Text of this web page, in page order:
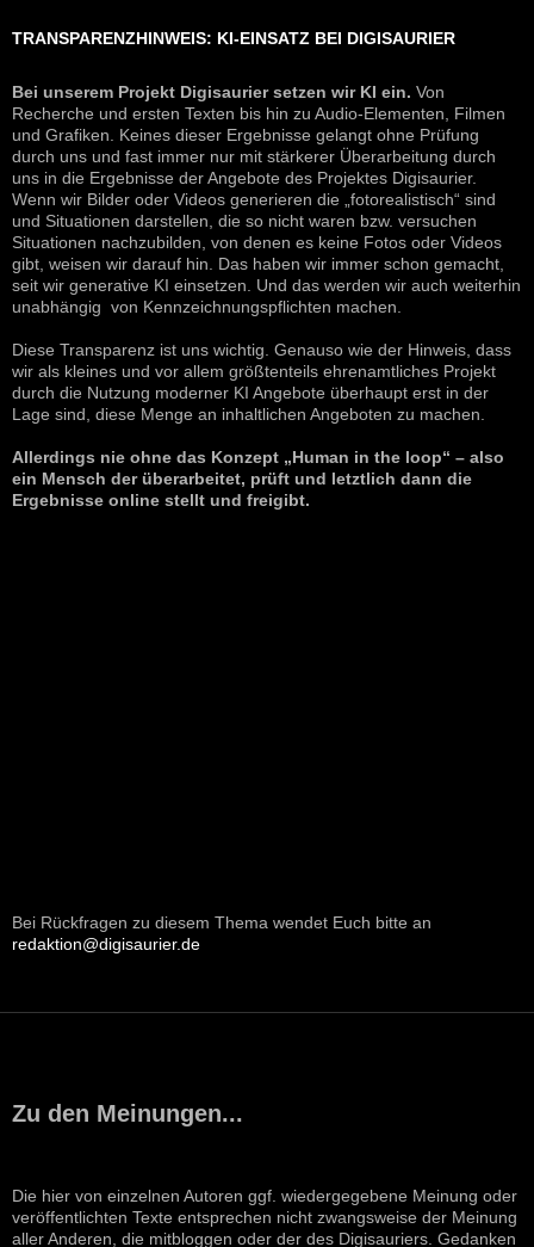
TRANSPARENZHINWEIS: KI-EINSATZ BEI DIGISAURIER
Bei unserem Projekt Digisaurier setzen wir KI ein. Von
Recherche und ersten Texten bis hin zu Audio-Elementen, Filmen
und Grafiken. Keines dieser Ergebnisse gelangt ohne Prüfung
durch uns und fast immer nur mit stärkerer Überarbeitung durch
uns in die Ergebnisse der Angebote des Projektes Digisaurier.
Wenn wir Bilder oder Videos generieren die „fotorealistisch“ sind
und Situationen darstellen, die so nicht waren bzw. versuchen
Situationen nachzubilden, von denen es keine Fotos oder Videos
gibt, weisen wir darauf hin. Das haben wir immer schon gemacht,
seit wir generative KI einsetzen. Und das werden wir auch weiterhin
unabhängig von Kennzeichnungspflichten machen.
Diese Transparenz ist uns wichtig. Genauso wie der Hinweis, dass
wir als kleines und vor allem größtenteils ehrenamtliches Projekt
durch die Nutzung moderner KI Angebote überhaupt erst in der
Lage sind, diese Menge an inhaltlichen Angeboten zu machen.
Allerdings nie ohne das Konzept „Human in the loop“ – also
ein Mensch der überarbeitet, prüft und letztlich dann die
Ergebnisse online stellt und freigibt.
Bei Rückfragen zu diesem Thema wendet Euch bitte an
redaktion@digisaurier.de
Zu den Meinungen...
Die hier von einzelnen Autoren ggf. wiedergegebene Meinung oder
veröffentlichten Texte entsprechen nicht zwangsweise der Meinung
aller Anderen, die mitbloggen oder der des Digisauriers. Gedanken